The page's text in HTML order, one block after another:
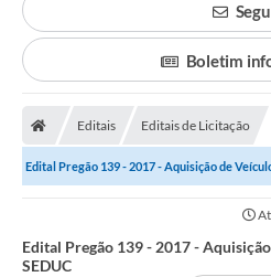
Boletim
Editais Editais de Licitação
Edital Pregão 139 - 2017 - Aquisição de
Edital Pregão 139 - 2017 -
SEDUC